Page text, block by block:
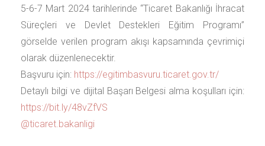
5-6-7 Mart 2024 tarihlerinde “Ticaret Bakanlığı İhracat
Süreçleri ve Devlet Destekleri Eğitim Programı”
görselde verilen program akışı kapsamında çevrimiçi
olarak düzenlenecektir.
Başvuru için: https://egitimbasvuru.ticaret.gov.tr/
Detaylı bilgi ve dijital Başarı Belgesi alma koşulları için:
https://bit.ly/48vZfVS
@ticaret.bakanligi